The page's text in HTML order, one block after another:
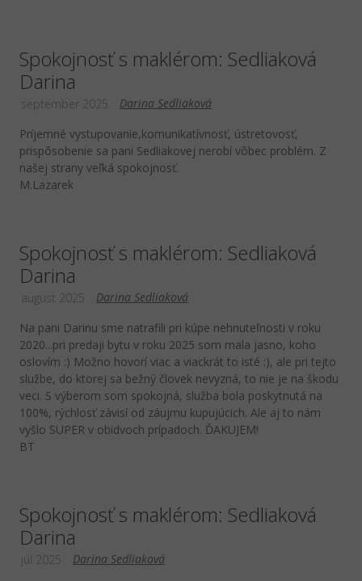
Spokojnosť s maklérom: Sedliaková
Darina
Darina Sedliaková
september 2025
Príjemné vystupovanie,komunikatívnosť, ústretovosť,
prispôsobenie sa pani Sedliakovej nerobí vôbec problém. Z
našej strany veľká spokojnosť.
M.Lazarek
Spokojnosť s maklérom: Sedliaková
Darina
Darina Sedliaková
august 2025
Na pani Darinu sme natrafili pri kúpe nehnuteľnosti v roku
2020...pri predaji bytu v roku 2025 som mala jasno, koho
oslovím :) Možno hovorí viac a viackrát to isté :), ale pri tejto
službe, do ktorej sa bežný človek nevyzná, to nie je na škodu
veci. S výberom som spokojná, služba bola poskytnutá na
100%, rýchlosť závisí od záujmu kupujúcich. Ale aj to nám
vyšlo SUPER v obidvoch prípadoch. ĎAKUJEM!
BT
Spokojnosť s maklérom: Sedliaková
Darina
Darina Sedliaková
júl 2025